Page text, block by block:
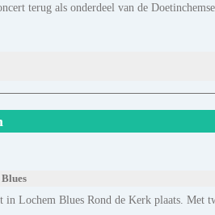
terug als onderdeel van de
Lochem Blues Rond de Kerk plaats. Met